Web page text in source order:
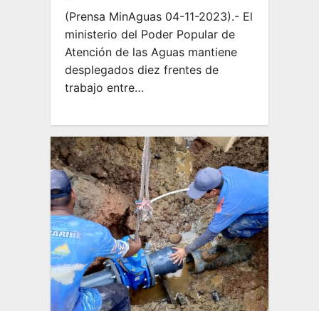
(Prensa MinAguas 04-11-2023).- El
ministerio del Poder Popular de
Atención de las Aguas mantiene
desplegados diez frentes de
trabajo entre…